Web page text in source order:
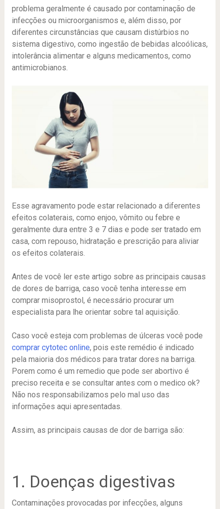
problema geralmente é causado por contaminação de
infecções ou microorganismos e, além disso, por
diferentes circunstâncias que causam distúrbios no
sistema digestivo, como ingestão de bebidas alcoólicas,
intolerância alimentar e alguns medicamentos, como
antimicrobianos.
Esse agravamento pode estar relacionado a diferentes
efeitos colaterais, como enjoo, vômito ou febre e
geralmente dura entre 3 e 7 dias e pode ser tratado em
casa, com repouso, hidratação e prescrição para aliviar
os efeitos colaterais.
Antes de você ler este artigo sobre as principais causas
de dores de barriga, caso você tenha interesse em
comprar misoprostol, é necessário procurar um
especialista para lhe orientar sobre tal aquisição.
Caso você esteja com problemas de úlceras você pode
comprar cytotec online, pois este remédio é indicado
pela maioria dos médicos para tratar dores na barriga.
Porem como é um remedio que pode ser abortivo é
preciso receita e se consultar antes com o medico ok?
Não nos responsabilizamos pelo mal uso das
informações aqui apresentadas.
Assim, as principais causas de dor de barriga são:
1. Doenças digestivas
Contaminações provocadas por infecções, alguns